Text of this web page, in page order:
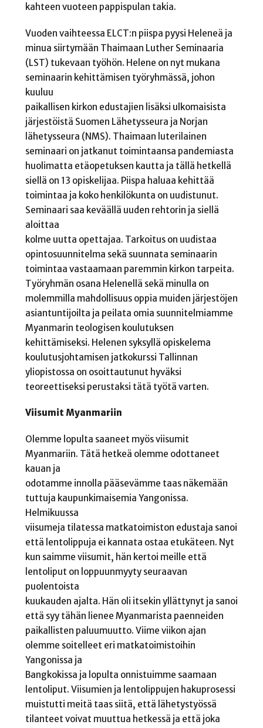
kahteen vuoteen pappispulan takia.
Vuoden vaihteessa ELCT:n piispa pyysi Heleneä ja
minua siirtymään Thaimaan Luther Seminaaria
(LST) tukevaan työhön. Helene on nyt mukana
seminaarin kehittämisen työryhmässä, johon
kuuluu
paikallisen kirkon edustajien lisäksi ulkomaisista
järjestöistä Suomen Lähetysseura ja Norjan
lähetysseura (NMS). Thaimaan luterilainen
seminaari on jatkanut toimintaansa pandemiasta
huolimatta etäopetuksen kautta ja tällä hetkellä
siellä on 13 opiskelijaa. Piispa haluaa kehittää
toimintaa ja koko henkilökunta on uudistunut.
Seminaari saa keväällä uuden rehtorin ja siellä
aloittaa
kolme uutta opettajaa. Tarkoitus on uudistaa
opintosuunnitelma sekä suunnata seminaarin
toimintaa vastaamaan paremmin kirkon tarpeita.
Työryhmän osana Helenellä sekä minulla on
molemmilla mahdollisuus oppia muiden järjestöjen
asiantuntijoilta ja peilata omia suunnitelmiamme
Myanmarin teologisen koulutuksen
kehittämiseksi. Helenen syksyllä opiskelema
koulutusjohtamisen jatkokurssi Tallinnan
yliopistossa on osoittautunut hyväksi
teoreettiseksi perustaksi tätä työtä varten.
Viisumit Myanmariin
Olemme lopulta saaneet myös viisumit
Myanmariin. Tätä hetkeä olemme odottaneet
kauan ja
odotamme innolla pääsevämme taas näkemään
tuttuja kaupunkimaisemia Yangonissa.
Helmikuussa
viisumeja tilatessa matkatoimiston edustaja sanoi
että lentolippuja ei kannata ostaa etukäteen. Nyt
kun saimme viisumit, hän kertoi meille että
lentoliput on loppuunmyyty seuraavan
puolentoista
kuukauden ajalta. Hän oli itsekin yllättynyt ja sanoi
että syy tähän lienee Myanmarista paenneiden
paikallisten paluumuutto. Viime viikon ajan
olemme soitelleet eri matkatoimistoihin
Yangonissa ja
Bangkokissa ja lopulta onnistuimme saamaan
lentoliput. Viisumien ja lentolippujen hakuprosessi
muistutti meitä taas siitä, että lähetystyössä
tilanteet voivat muuttua hetkessä ja että joka